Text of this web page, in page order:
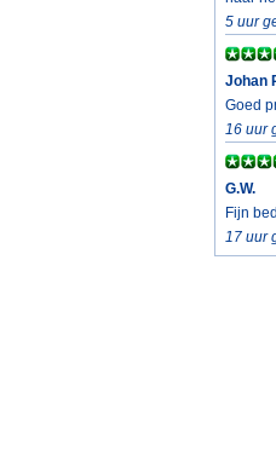
5 uur
Johan
Goed
16 uur
G.W.
Fijn
17 uur